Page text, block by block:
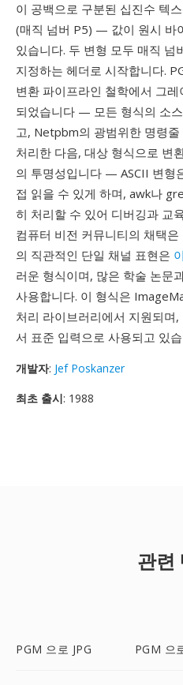
이 공백으로 구분된 십진수 텍
(매직 넘버 P5) — 값이 원시 바
있습니다. 두 변형 모두 매직 넘
지정하는 헤더로 시작합니다.
변환 파이프라인 철학에서 그
되었습니다 — 모든 형식의 소
고, Netpbm의 광범위한 명령
처리한 다음, 대상 형식으로 변
의 투명성입니다 — ASCII 변형
접 읽을 수 있게 하며, awk나
히 처리할 수 있어 디버깅과 교
컴퓨터 비전 커뮤니티의 채택
의 직관적인 단일 채널 표현은
러운 형식이며, 많은 학술 논문
사용합니다. 이 형식은
처리 라이브러리에서 지원되며
서 표준 입력으로 사용되고 있
개발자: Jef Poskanzer
최초 출시: 1988
관련
PGM 으로 JPG PGM 으